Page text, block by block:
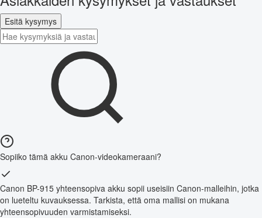
Esitä kysymys
Sopiiko tämä akku Canon-videokameraani?
Canon BP-915 yhteensopiva akku sopii useisiin Canon-malleihin, jotka
on lueteltu kuvauksessa. Tarkista, että oma mallisi on mukana
yhteensopivuuden varmistamiseksi.